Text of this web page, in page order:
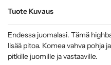
Tuote Kuvaus
Endessa juomalasi. Tämä
lisää pitoa. Komea vahva pohja
pitkille juomille ja vastaaville.